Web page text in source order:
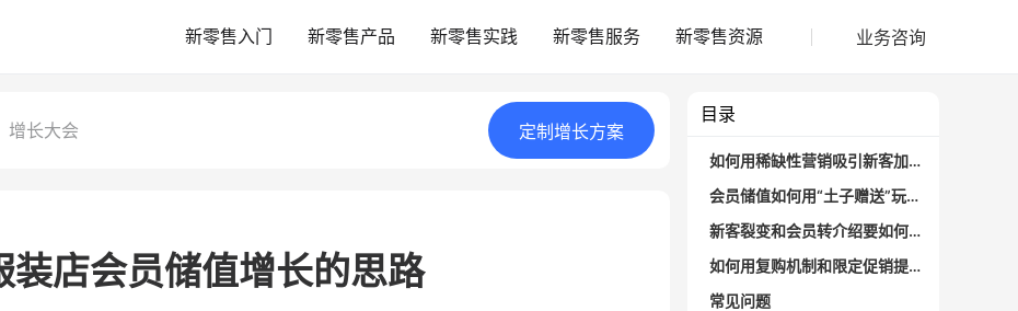
新零售入门 新零售产品 新零售实践 新零售服务 新零售资源 业务咨询
增长大会 定制 增长方案
店会员储值增长的思路
目录
如何用稀缺性营销吸引新客加入会员？
会员储值如何用“土子赠送”玩法放大吸引力？
新客裂变和会员转介绍要如何设计奖励机制？
如何用复购机制和限定促销提升客户留存？
常见问题